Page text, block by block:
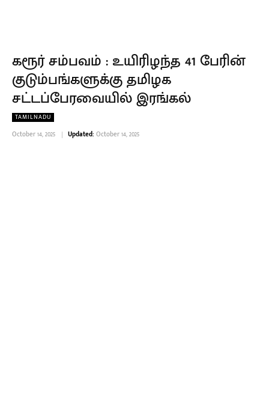
கரூர் சம்பவம் : உயிரிழந்த 41 பேரின்
குடும்பங்களுக்கு தமிழக
சட்டப்பேரவையில் இரங்கல்
TAMILNADU
October 14, 2025 Updated: October 14, 2025